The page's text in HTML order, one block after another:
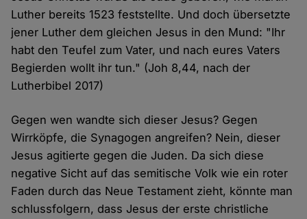
Luther bereits 1523 feststellte. Und doch übersetzte
jener Luther dem gleichen Jesus in den Mund: "Ihr
habt den Teufel zum Vater, und nach eures Vaters
Begierden wollt ihr tun." (Joh 8,44, nach der
Lutherbibel 2017)
Gegen wen wandte sich dieser Jesus? Gegen
Wirrköpfe, die Synagogen angreifen? Nein, dieser
Jesus agitierte gegen die Juden. Da sich diese
negative Sicht auf das semitische Volk wie ein roter
Faden durch das Neue Testament zieht, könnte man
schlussfolgern, dass Jesus der erste christliche